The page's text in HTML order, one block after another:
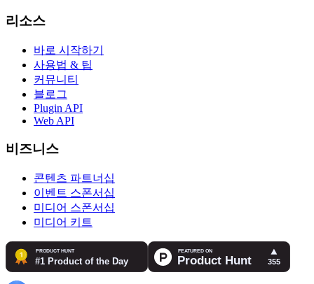
리소스
바로 시작하기
사용법 & 팁
커뮤니티
블로그
Plugin API
Web API
비즈니스
콘텐츠 파트너십
이벤트 스폰서십
미디어 스폰서십
미디어 키트